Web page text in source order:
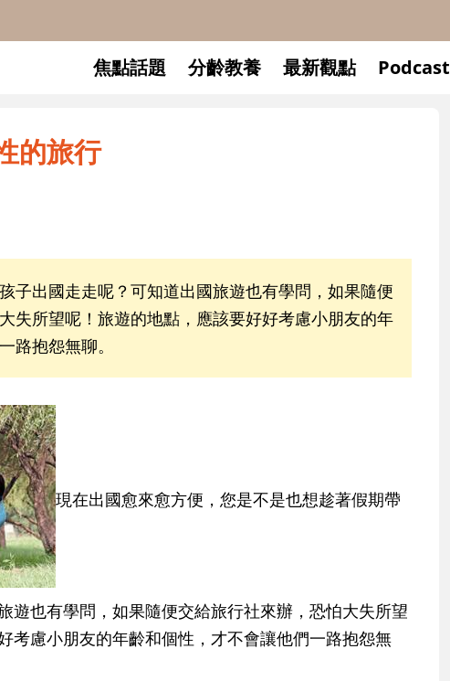
焦點話題 分齡教養 最新觀點 Podcast
的旅行
子出國走走呢？可知道出國旅遊也有學問，如果隨便
失所望呢！旅遊的地點，應該要好好考慮小朋友的年
路抱怨無聊。
現在出國愈來愈方便，您是不是也想趁著假期帶
遊也有學問，如果隨便交給旅行社來辦，恐怕大失所望
考慮小朋友的年齡和個性，才不會讓他們一路抱怨無